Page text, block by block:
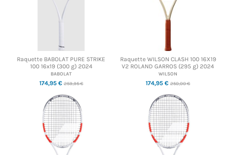
Raquette BABOLAT PURE STRIKE
100 16x19 (300 g) 2024
BABOLAT
174,95 €259,95 €
Raquette WILSON CLASH 100 16X19
V2 ROLAND GARROS (295 g) 2024
WILSON
174,95 € 250,00 €